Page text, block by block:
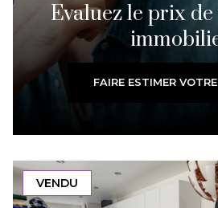
Evaluez le prix
FAIRE ESTIMER
VENDU